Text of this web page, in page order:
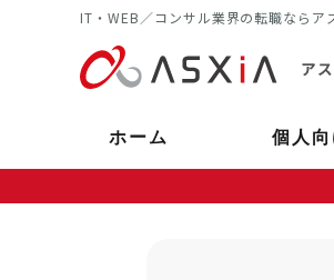
IT・WEB／コンサル業界の転職ならア
ホーム 個人